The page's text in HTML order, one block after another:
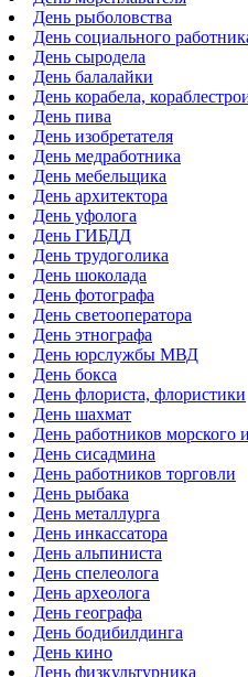
День рыболовства
День социального
День сыродела
День балалайки
День корабела,
День пива
День изобретателя
День медработника
День мебельщика
День архитектора
День уфолога
День ГИБДД
День трудоголика
День шоколада
День фотографа
День светооператора
День этнографа
День юрслужбы МВД
День бокса
День флориста, флористики
День шахмат
День работников морского
День сисадмина
День работников торговли
День рыбака
День металлурга
День инкассатора
День альпиниста
День спелеолога
День археолога
День географа
День бодибилдинга
День кино
День физкультурника